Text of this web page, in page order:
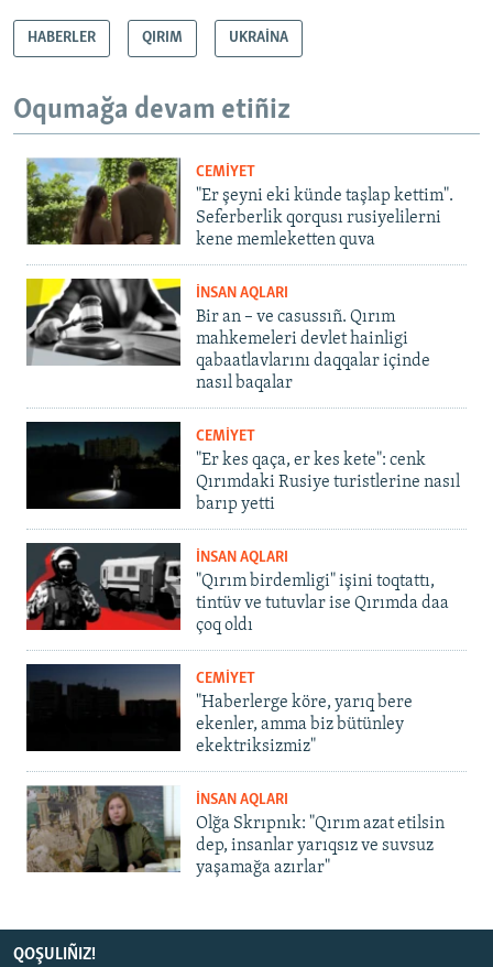
HABERLER QIRIM UKRAİNA
Oqumağa devam etiñiz
CEMİYET
"Er şeyni eki künde taşlap kettim".
Seferberlik qorqusı rusiyelilerni
kene memleketten quva
İNSAN AQLARI
Bir an – ve casussıñ. Qırım
mahkemeleri devlet hainligi
qabaatlavlarını daqqalar içinde
nasıl baqalar
CEMİYET
"Er kes qaça, er kes kete": cenk
Qırımdaki Rusiye turistlerine nasıl
barıp yetti
İNSAN AQLARI
"Qırım birdemligi" işini toqtattı,
tintüv ve tutuvlar ise Qırımda daa
çoq oldı
CEMİYET
"Haberlerge köre, yarıq bere
ekenler, amma biz bütünley
ekektriksizmiz"
İNSAN AQLARI
Olğa Skrıpnık: "Qırım azat etilsin
dep, insanlar yarıqsız ve suvsuz
yaşamağa azırlar"
QOŞULIÑIZ!